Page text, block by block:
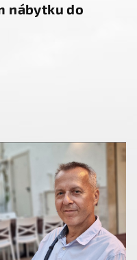
nábytku do